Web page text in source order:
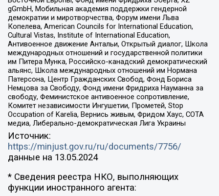
gGmbH, Мобильная академия поддержки гендерной
демократии и миротворчества, Форум имени Льва
Копелева, American Councils for International Education,
Cultural Vistas, Institute of International Education,
Антивоенное движение Антальи, Открытый диалог, Школа
международных отношений и государственной политики
им Питера Мунка, Российско-канадский демократический
альянс, Школа международных отношений им Нормана
Патерсона, Центр Гражданских Свобод, Фонд Бориса
Немцова за Свободу, Фонд имени Фридриха Науманна за
свободу, Феминистское антивоенное сопротивление,
Комитет независимости Ингушетии, Прометей, Stop
Occupation of Karelia, Вернись живым, Фридом Хаус, СОТА
медиа, Либерально-демократическая Лига Украины
Источник:
https://minjust.gov.ru/ru/documents/7756/
данные на 13.05.2024
* Сведения реестра НКО, выполняющих
функции иностранного агента: